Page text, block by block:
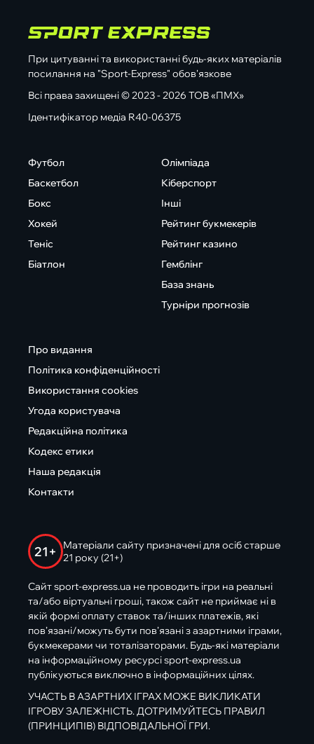
При цитуванні та використанні будь-яких матеріалів
посилання на "Sport-Express" обов'язкове
Всі права захищені © 2023 - 2026 ТОВ «ПМХ»
Ідентифікатор медіа R40-06375
Футбол
Баскетбол
Бокс
Хокей
Теніс
Біатлон
Олімпіада
Кіберспорт
Інші
Рейтинг букмекерів
Рейтинг казино
Гемблінг
База знань
Турніри прогнозів
Про видання
Політика конфіденційності
Використання cookies
Угода користувача
Редакційна політика
Кодекс етики
Наша редакція
Контакти
21+
Матеріали сайту призначені для осіб старше
21 року (21+)
Сайт sport-express.ua не проводить ігри на реальні
та/або віртуальні гроші, також сайт не приймає ні в
якій формі оплату ставок та/інших платежів, які
пов’язані/можуть бути пов’язані з азартними іграми,
букмекерами чи тоталізаторами. Будь-які матеріали
на інформаційному ресурсі sport-express.ua
публікуються виключно в інформаційних цілях.
УЧАСТЬ В АЗАРТНИХ ІГРАХ МОЖЕ ВИКЛИКАТИ
ІГРОВУ ЗАЛЕЖНІСТЬ. ДОТРИМУЙТЕСЬ ПРАВИЛ
(ПРИНЦИПІВ) ВІДПОВІДАЛЬНОЇ ГРИ.